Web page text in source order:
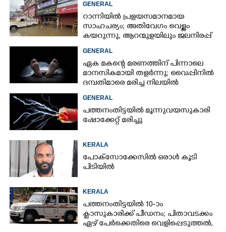
GENERAL
റാന്നിയിൽ പ്രളയസമാനമായ
സാഹചര്യം; അതിവേഗം വെള്ളം
കയറുന്നു, ആറന്മുളയിലും ജലനിരപ്പ്
ഉയരുന്നു
GENERAL
ഏക മകന്റെ മരണത്തിന് പിന്നാലെ
മാനസികമായി തളർന്നു; വൈപ്പിനിൽ
ദമ്പതിമാരെ മരിച്ച നിലയിൽ
കണ്ടെത്തി
GENERAL
പത്തനംതിട്ടയിൽ മൂന്നുവയസുകാരി
ഷോക്കേറ്റ് മരിച്ചു
KERALA
പോക്സോക്കേസിൽ ഒരാൾ കൂടി
പിടിയിൽ
KERALA
പത്തനംതിട്ടയിൽ 10-ാം
ക്ലാസുകാരിക്ക് പീഡനം; പിതാവടക്കം
ഏഴ് പേർക്കെതിരെ വെളിപ്പെടുത്തൽ,